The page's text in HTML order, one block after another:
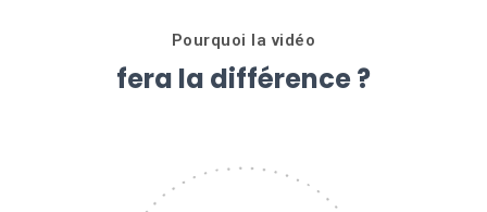
Pourquoi la vidéo
fera la différence ?